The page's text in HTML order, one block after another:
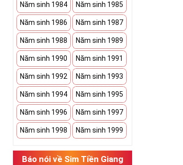
Năm sinh 1984 Năm sinh 1985
Năm sinh 1986 Năm sinh 1987
Năm sinh 1988 Năm sinh 1989
Năm sinh 1990 Năm sinh 1991
Năm sinh 1992 Năm sinh 1993
Năm sinh 1994 Năm sinh 1995
Năm sinh 1996 Năm sinh 1997
Năm sinh 1998 Năm sinh 1999
Báo nói về Sim Tiền Giang